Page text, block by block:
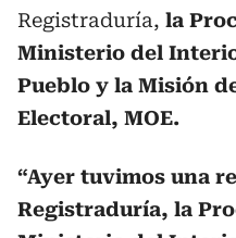
Registraduría, la
Ministerio del
Pueblo y la Misión
Electoral, MOE.
“Ayer tuvimos una
Registraduría, la